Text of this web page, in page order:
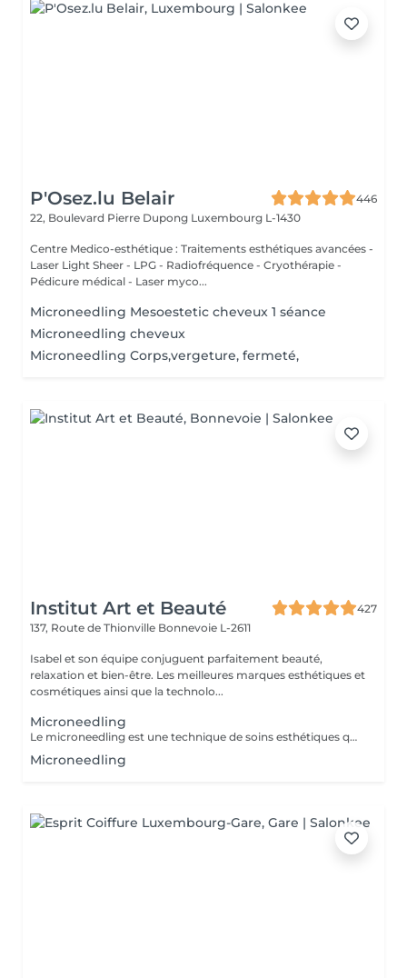
P'Osez.lu Belair
446
22, Boulevard Pierre Dupong Luxembourg L-1430
Centre Medico-esthétique : Traitements esthétiques avancées -
Laser Light Sheer - LPG - Radiofréquence - Cryothérapie -
Pédicure médical - Laser myco...
Microneedling Mesoestetic cheveux 1 séance
Microneedling cheveux
Microneedling Corps,vergeture, fermeté,
Institut Art et Beauté
427
137, Route de Thionville Bonnevoie L-2611
Isabel et son équipe conjuguent parfaitement beauté,
relaxation et bien-être. Les meilleures marques esthétiques et
cosmétiques ainsi que la technolo...
Microneedling
Le microneedling est une technique de soins esthétiques qui stimule naturellement la production de collagène et d'élastine. Améliorer la texture de la peau Réduire les pores dilatés Atténuer les ridules Diminuer les cicatrices d'acné ou les taches pigmentaires Une technique douce et efficace, adaptée à tous les types de peau. Utilisation de sérums professionnels pour un résultat optimal Conseil personnalisé avant chaque séance. Offrez à votre peau un teint plus lisse, uniforme et lumineux
Microneedling